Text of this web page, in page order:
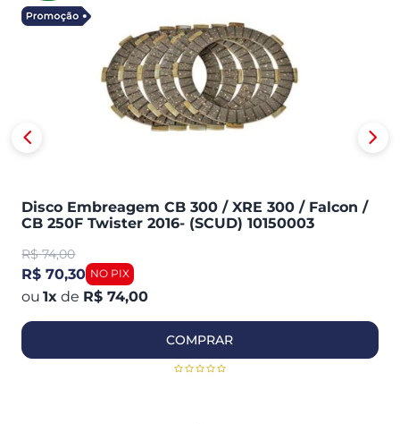
Disco Embreagem CB 300 / XRE 300 / Falcon /
CB 250F Twister 2016- (SCUD) 10150003
R$ 74,00
R$ 70,30
1x de R$ 74,00
COMPRAR